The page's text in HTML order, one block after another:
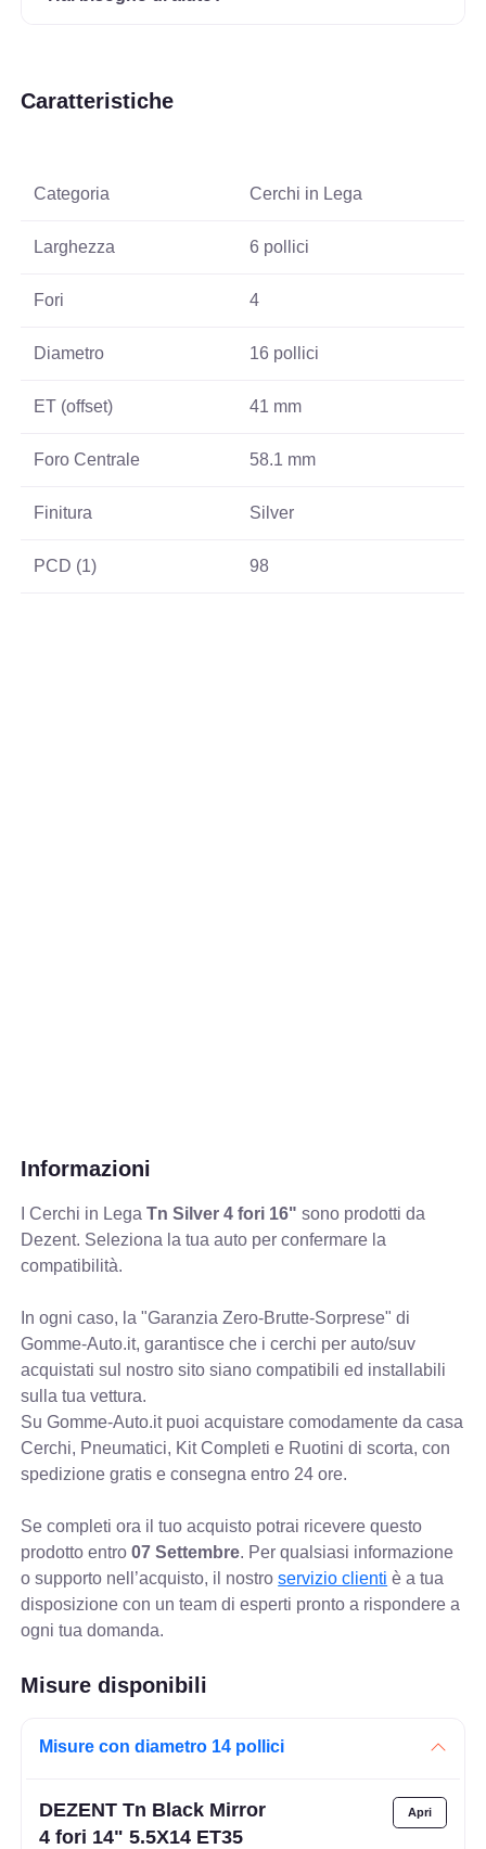
Caratteristiche
Categoria Cerchi in Lega
Larghezza 6 pollici
Fori 4
Diametro 16 pollici
ET (offset) 41 mm
Foro Centrale 58.1 mm
Finitura Silver
PCD (1) 98
Informazioni
I Cerchi in LegaTn Silver 4 fori 16" sono prodotti da
Dezent. Seleziona la tua auto per confermare la
compatibilità.
In ogni caso, la "Garanzia Zero-Brutte-Sorprese" di
Gomme-Auto.it, garantisce che i cerchi per auto/suv
acquistati sul nostro sito siano compatibili ed installabili
sulla tua vettura.
Su Gomme-Auto.it puoi acquistare comodamente da casa
Cerchi, Pneumatici, Kit Completi e Ruotini di scorta, con
spedizione gratis e consegna entro 24 ore.
Se completi ora il tuo acquisto potrai ricevere questo
prodotto entro07 Settembre. Per qualsiasi informazione
o supporto nell’acquisto, il nostroservizio clienti è a tua
disposizione con un team di esperti pronto a rispondere a
ogni tua domanda.
Misure disponibili
Misure con diametro 14 pollici
DEZENT Tn Black Mirror
4 fori 14" 5.5X14 ET35